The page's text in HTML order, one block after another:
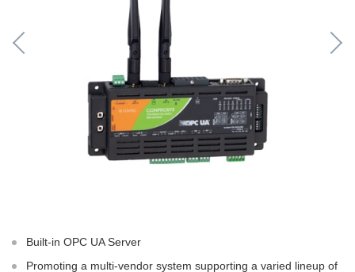
Built-in OPC UA Server
Promoting a multi-vendor system supporting a varied lineup of